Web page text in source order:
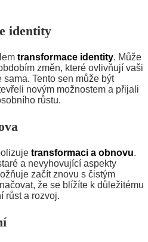
identity
transformace identity. Může
změn, které ovlivňují vaši
Tento sen může být
novým možnostem a přijali
růstu.
transformaci a obnovu.
a nevyhovující aspekty
začít znovu s čistým
že se blížíte k důležitému
růst a rozvoj.